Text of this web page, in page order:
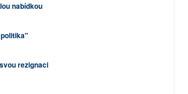
nabídkou
rezignaci